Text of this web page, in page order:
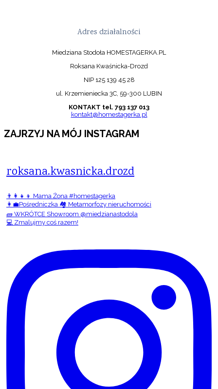
Adres działalności
Miedziana Stodoła HOMESTAGERKA.PL
Roksana Kwaśnicka-Drozd
NIP 125 139 45 28
ul. Krzemieniecka 3C, 59-300 LUBIN
KONTAKT tel. 793 137 013
kontakt@homestagerka.pl
ZAJRZYJ NA MÓJ INSTAGRAM
roksana.kwasnicka.drozd
👨‍👩‍👧‍👦 Mama Żona #homestagerka
👩‍💼Pośredniczka 🏘️ Metamorfozy nieruchomości
🧱 WKRÓTCE Showroom @miedzianastodola
💻 Zmalujmy coś razem!